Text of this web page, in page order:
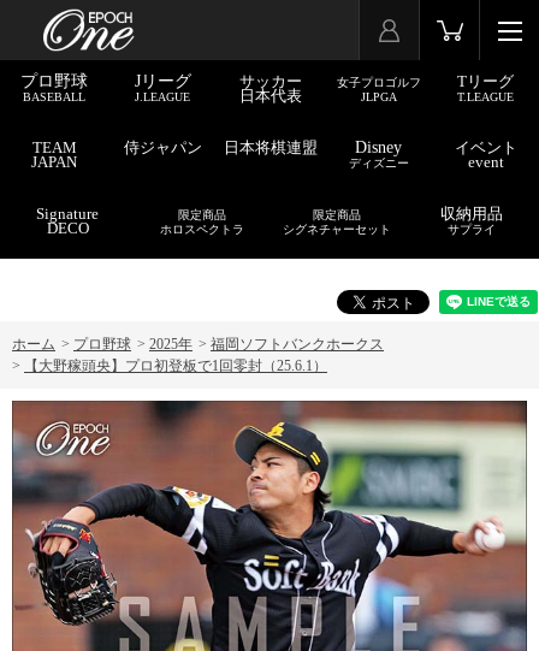
プロ野球
BASEBALL
Jリーグ
J.LEAGUE
サッカー
日本代表
女子プロゴルフ
JLPGA
Tリーグ
T.LEAGUE
TEAM
JAPAN
侍ジャパン 日本将棋連盟 Disney
ディズニー
イベント
event
Signature
DECO
限定商品
ホロスペクトラ
限定商品
シグネチャーセット
収納用品
サプライ
ホーム > プロ野球 > 2025年 > 福岡ソフトバンクホークス
>
【大野稼頭央】プロ初登板で1回零封（25.6.1）